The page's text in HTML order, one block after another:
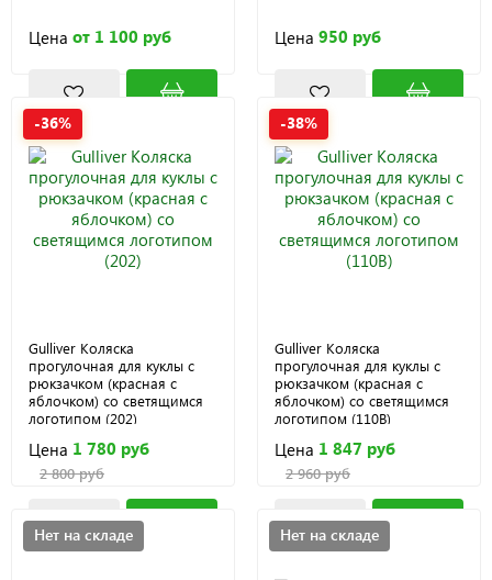
Цена от 1 100 руб Цена 950 руб
-36%
Gulliver Коляска
прогулочная для куклы с
рюкзачком (красная с
яблочком) со светящимся
логотипом (202)
Цена 1 780 руб
2 800 руб
-38%
Gulliver Коляска
прогулочная для куклы с
рюкзачком (красная с
яблочком) со светящимся
логотипом (110B)
Цена 1 847 руб
2 960 руб
Нет на складе Нет на складе